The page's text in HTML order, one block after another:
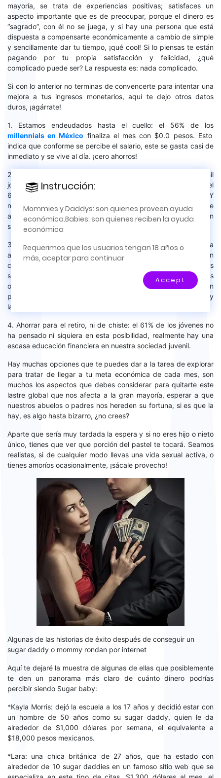
mayoría, se trata de experiencias positivas; satisfaces un
aspecto importante que es de preocupar, porque el dinero es
“sagrado”, con él no se juega, y si hay una persona que está
dispuesta a compensarte económicamente a cambio de simple
y sencillamente dar tu tiempo, ¡qué cool! Si lo piensas te están
pagando por tu propia satisfacción y felicidad, ¿qué
complicado puede ser? La respuesta es: nada complicado.
Si con lo anterior no terminas de convencerte para intentar una
mejora a tus ingresos monetarios, aquí te dejo otros datos
duros, ¡agárrate!
1. Estamos endeudados hasta el cuello: el 56% de los
millennials en México finaliza el mes con $0.0 pesos. Esto
indica que conforme se percibe el salario, este se gasta casi de
inmediato y se vive al día. ¡cero ahorros!
2. Los empleos ofrecen salarios deprimentes: más de 900 mil
jóvenes de entre 20 y 35 años están desempleados, y sólo el
66% de este grupo cuenta con educación media y la superior. Y
no suficiente con ello, tan solo el 13% gana mensualmente
arriba de 12,000 pesos, y la triste minoría del 4.4% percibe un
salario mensual superior a ese.
3. Si sueñas con una casa propia, mucha suerte con ello: la
alarmante cifra del 66% de los jóvenes dijeron que desearían
comprar una casa, pero lamentablemente el salario no es
suficiente, necesitan ganas más para lograrlo, y como las
ofertas laborales son muchas, pero mal pagadas, es un
proyecto personal que deben posponer a largo plazo, muuuuuy
largo plazo, por cierto.
4. Ahorrar para el retiro, ni de chiste: el 61% de los jóvenes no
ha pensado ni siquiera en esta posibilidad, realmente hay una
escasa educación financiera en nuestra sociedad juvenil.
Hay muchas opciones que te puedes dar a la tarea de explorar
para tratar de llegar a tu meta económica de cada mes, son
muchos los aspectos que debes considerar para quitarte este
lastre global que nos afecta a la gran mayoría, esperar a que
nuestros abuelos o padres nos hereden su fortuna, si es que la
hay, es algo hasta bizarro, ¿no crees?
Aparte que sería muy tardada la espera y si no eres hijo o nieto
único, tienes que ver que porción del pastel te tocará. Seamos
realistas, si de cualquier modo llevas una vida sexual activa, o
tienes amoríos ocasionalmente, ¡sácale provecho!
Algunas de las historias de éxito después de conseguir un
sugar daddy o mommy rondan por internet
Aquí te dejaré la muestra de algunas de ellas que posiblemente
te den un panorama más claro de cuánto dinero podrías
percibir siendo Sugar baby:
*Kayla Morris: dejó la escuela a los 17 años y decidió estar con
un hombre de 50 años como su sugar daddy, quien le da
alrededor de $1,000 dólares por semana, el equivalente a
$18,000 pesos mexicanos.
*Lara: una chica británica de 27 años, que ha estado con
alrededor de 10 sugar daddies en un famoso sitio web que se
Instrucción:
Este es un sitio para relaciones
amorosas de la vida real; asesoría o tutoría;
apoyo financiero y encuentros. No se admite la
videos y no se permiten relaciones solo por
Internet.
Instrucción:
Mommies y Daddys: son quienes proveen ayuda
económica.Babies: son quienes reciben la ayuda
económica
Requerimos que los usuarios tengan 18 años o
más, aceptar para continuar
Accept